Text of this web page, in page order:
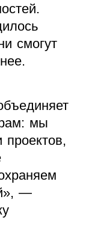
смогут
мы
проектов,
—